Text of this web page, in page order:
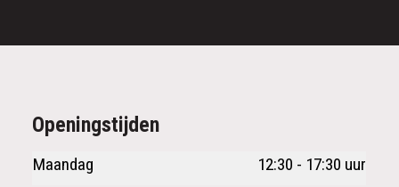
Openingstijden
Maandag
12:30 - 17:30 uur